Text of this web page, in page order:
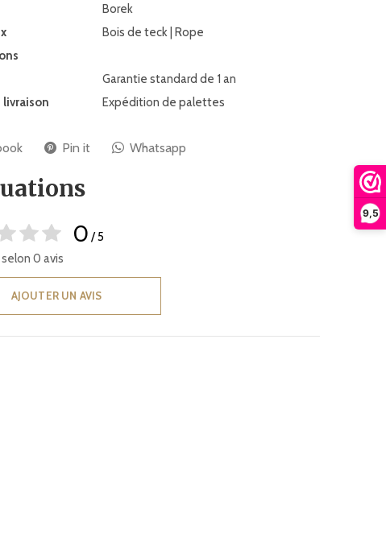
9,5
Borek
Bois de teck | Rope
Garantie standard de 1 an
Expédition de palettes
Pin it Whatsapp
0 / 5
0 avis
AJOUTER UN AVIS